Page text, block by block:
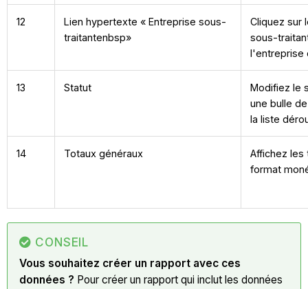
12
Lien hypertexte « Entreprise sous-
traitantenbsp»
Cliquez sur
sous-
l'entreprise
13 Statut
Modifiez le
une bulle
la liste
14 Totaux généraux
Affichez les
format
CONSEIL
Vous souhaitez créer un rapport avec ces
données ? Pour créer un rapport qui inclut les données